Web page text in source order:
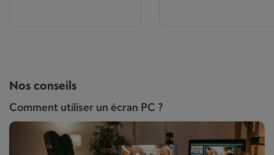
Nos conseils
Comment utiliser un écran PC ?